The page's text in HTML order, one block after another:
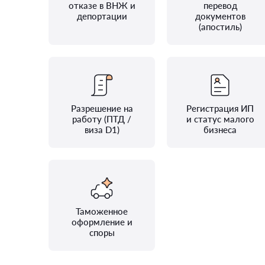
отказе в ВНЖ и
депортации
перевод
документов
(апостиль)
Разрешение на
работу (ПТД /
виза D1)
Регистрация ИП
и статус малого
бизнеса
Таможенное
оформление и
споры